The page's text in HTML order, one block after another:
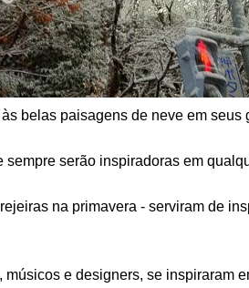
belas paisagens de neve em seus
serão inspiradoras em
na primavera - serviram de
e designers, se inspiraram